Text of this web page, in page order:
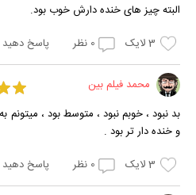
البته چیز های خنده دارش خوب بود.
3لایک 0 نظر پاسخ دهید
محمد فیلم بین
و خنده دار تر بود .
3لایک 0 نظر پاسخ دهید